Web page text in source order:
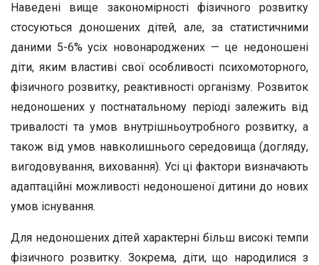
Наведені вище закономірності фізичного розвитку
стосуються доношених дітей, але, за статистичними
даними 5-6% усіх новонароджених — це недоношені
діти, яким властиві свої особливості психомоторного,
фізичного розвитку, реактивності організму. Розвиток
недоношених у постнатальному періоді залежить від
тривалості та умов внутрішньоутробного розвитку, а
також від умов навколишнього середовища (догляду,
вигодовування, виховання). Усі ці фактори визначають
адаптаційні можливості недоношеної дитини до нових
умов існування.
Для недоношених дітей характерні більш високі темпи
фізичного розвитку. Зокрема, діти, що народилися з